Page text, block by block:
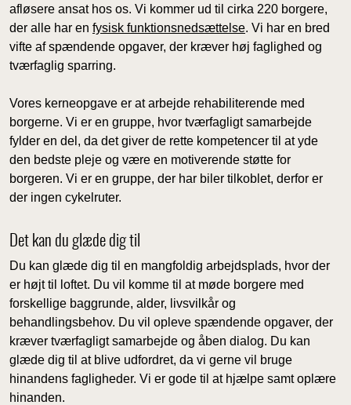
afløsere ansat hos os. Vi kommer ud til cirka 220 borgere,
der alle har en fysisk funktionsnedsættelse. Vi har en bred
vifte af spændende opgaver, der kræver høj faglighed og
tværfaglig sparring.
Vores kerneopgave er at arbejde rehabiliterende med
borgerne. Vi er en gruppe, hvor tværfagligt samarbejde
fylder en del, da det giver de rette kompetencer til at yde
den bedste pleje og være en motiverende støtte for
borgeren. Vi er en gruppe, der har biler tilkoblet, derfor er
der ingen cykelruter.
Det kan du glæde dig til
Du kan glæde dig til en mangfoldig arbejdsplads, hvor der
er højt til loftet. Du vil komme til at møde borgere med
forskellige baggrunde, alder, livsvilkår og
behandlingsbehov. Du vil opleve spændende opgaver, der
kræver tværfagligt samarbejde og åben dialog. Du kan
glæde dig til at blive udfordret, da vi gerne vil bruge
hinandens fagligheder. Vi er gode til at hjælpe samt oplære
hinanden.